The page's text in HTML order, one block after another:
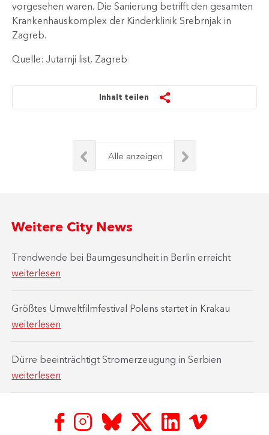
vorgesehen waren. Die Sanierung betrifft den gesamten
Krankenhauskomplex der Kinderklinik Srebrnjak in
Zagreb.
Quelle: Jutarnji list, Zagreb
Inhalt teilen
Alle anzeigen
Weitere City News
Trendwende bei Baumgesundheit in Berlin erreicht
weiterlesen
Größtes Umweltfilmfestival Polens startet in Krakau
weiterlesen
Dürre beeinträchtigt Stromerzeugung in Serbien
weiterlesen